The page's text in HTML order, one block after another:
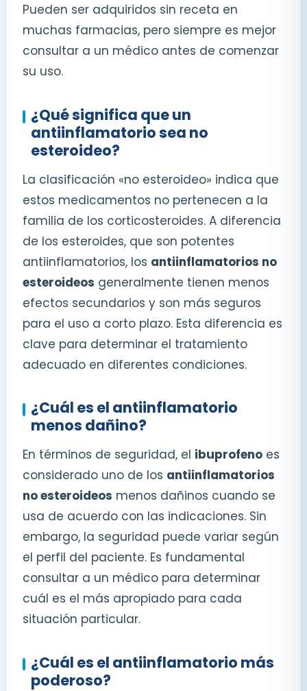
Pueden ser adquiridos sin receta en
muchas farmacias, pero siempre es mejor
consultar a un médico antes de comenzar
su uso.
¿Qué significa que un
antiinflamatorio sea no
esteroideo?
La clasificación «no esteroideo» indica que
estos medicamentos no pertenecen a la
familia de los corticosteroides. A diferencia
de los esteroides, que son potentes
antiinflamatorios, los antiinflamatorios no
esteroideos generalmente tienen menos
efectos secundarios y son más seguros
para el uso a corto plazo. Esta diferencia es
clave para determinar el tratamiento
adecuado en diferentes condiciones.
¿Cuál es el antiinflamatorio
menos dañino?
En términos de seguridad, el ibuprofeno es
considerado uno de los antiinflamatorios
no esteroideos menos dañinos cuando se
usa de acuerdo con las indicaciones. Sin
embargo, la seguridad puede variar según
el perfil del paciente. Es fundamental
consultar a un médico para determinar
cuál es el más apropiado para cada
situación particular.
¿Cuál es el antiinflamatorio más
poderoso?